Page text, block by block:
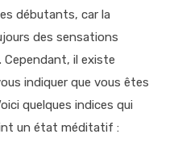
débutants, car la
des sensations
Cependant, il existe
indiquer que vous êtes
quelques indices qui
un état méditatif :